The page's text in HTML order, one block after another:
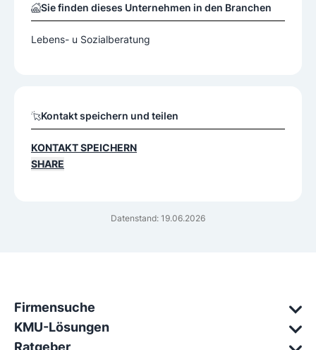
Datenstand: 19.06.2026
Sie finden dieses Unternehmen in den Branchen
Lebens- u Sozialberatung
Kontakt speichern und teilen
KONTAKT SPEICHERN
SHARE
Firmensuche
KMU-Lösungen
Ratgeber